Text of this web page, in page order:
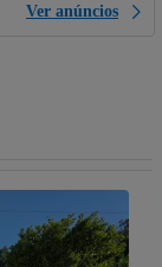
Ver anúncios